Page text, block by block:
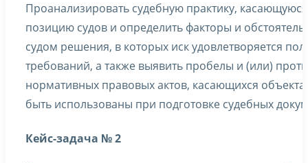
Проанализировать судебную практику,
позицию судов и определить факторы и
судом решения, в которых иск удовлетворяется
требований, а также выявить пробелы и (или)
нормативных правовых актов, касающихся
быть использованы при подготовке судебных
Кейс-задача № 2